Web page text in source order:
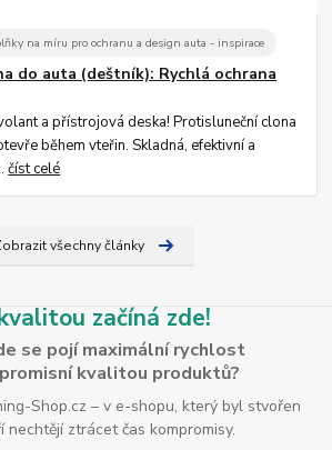
na míru pro ochranu a design auta - inspirace
do auta (deštník): Rychlá ochrana
a přístrojová deska! Protisluneční clona
během vteřin. Skladná, efektivní a
číst celé
všechny články
začíná zde!
se pojí maximální rychlost
kvalitou produktů?
Shop.cz – v e-shopu, který byl stvořen
ztrácet čas kompromisy.